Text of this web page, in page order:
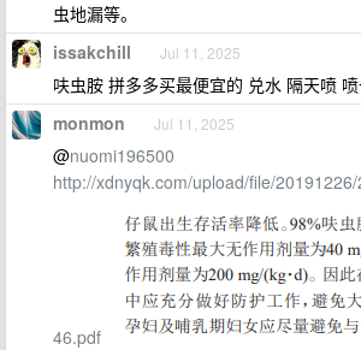
虫地漏等。
issakchill Jul 11, 2025
呋虫胺 拼多多买最便宜的 兑水 隔天喷
monmon Jul 11, 2025
@nuomi196500
http://xdnyqk.com/upload/file/
46.pdf